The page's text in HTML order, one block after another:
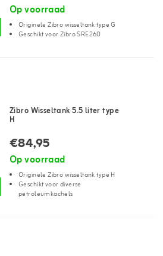
Op voorraad
Originele Zibro wisseltank type G
Geschikt voor Zibro SRE260
Zibro Wisseltank 5.5 liter type
H
€84,95
Op voorraad
Originele Zibro wisseltank type H
Geschikt voor diverse
petroleumkachels